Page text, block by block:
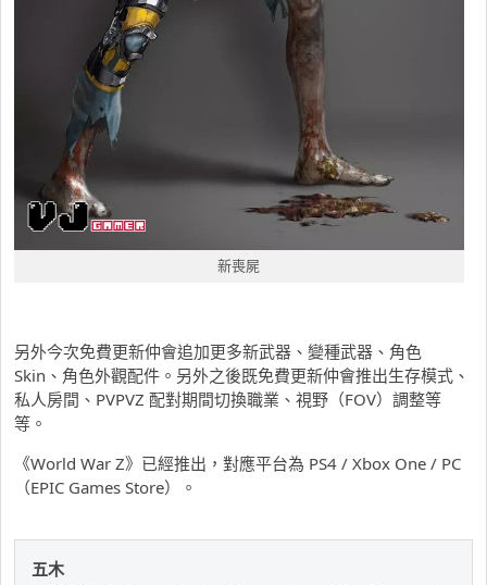
新喪屍
另外今次免費更新仲會追加更多新武器、變種武器、角色
Skin、角色外觀配件。另外之後既免費更新仲會推出生存模式、
私人房間、PVPVZ 配對期間切換職業、視野（FOV）調整等
等。
《World War Z》已經推出，對應平台為 PS4 / Xbox One / PC
（EPIC Games Store）。
五木